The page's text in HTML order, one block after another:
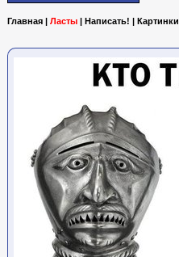
Главная | Ласты | Написать! | Картинки